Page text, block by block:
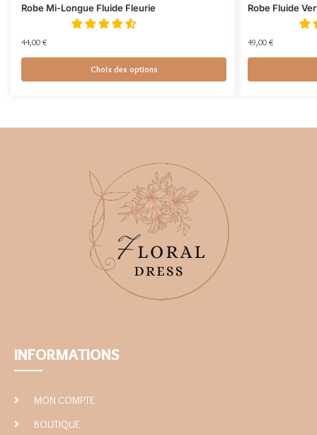
Robe Mi-Longue Fluide Fleurie
44,00 €
Choix des options
Robe Fluide
49,00 €
INFORMATIONS
MON COMPTE
BOUTIQUE